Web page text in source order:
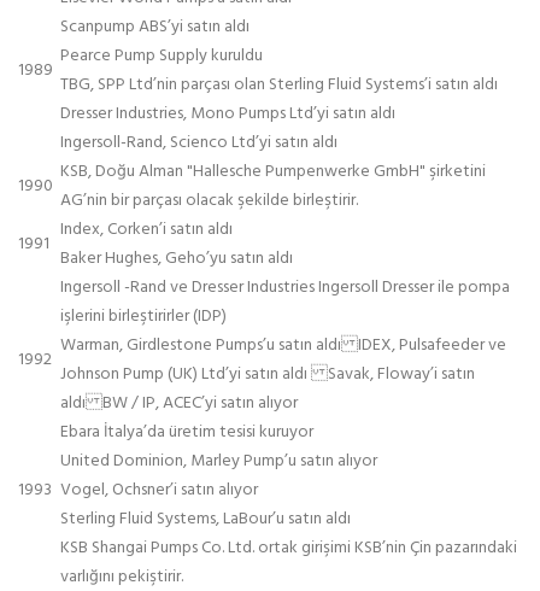
1989
Scanpump ABS’yi satın aldı
Pearce Pump Supply kuruldu
TBG, SPP Ltd’nin parçası olan Sterling Fluid Systems’i satın aldı
Dresser Industries, Mono Pumps Ltd’yi satın aldı
Ingersoll-Rand, Scienco Ltd’yi satın aldı
1990
KSB, Doğu Alman "Hallesche Pumpenwerke GmbH" şirketini
AG’nin bir parçası olacak şekilde birleştirir.
1991
Index, Corken’i satın aldı
Baker Hughes, Geho’yu satın aldı
1992
Ingersoll -Rand ve Dresser Industries Ingersoll Dresser ile pompa
işlerini birleştirirler (IDP)
Warman, Girdlestone Pumps’u satın aldı IDEX, Pulsafeeder ve
Johnson Pump (UK) Ltd’yi satın aldı Savak, Floway’i satın
aldı BW / IP, ACEC’yi satın alıyor
Ebara İtalya’da üretim tesisi kuruyor
1993
United Dominion, Marley Pump’u satın alıyor
Vogel, Ochsner’i satın alıyor
Sterling Fluid Systems, LaBour’u satın aldı
KSB Shangai Pumps Co. Ltd. ortak girişimi KSB’nin Çin pazarındaki
varlığını pekiştirir.